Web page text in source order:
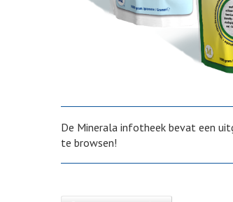
De Minerala infotheek bevat een
te browsen!